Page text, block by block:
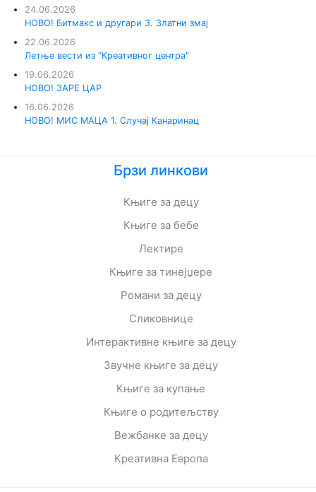
24.06.2026
НОВО! Битмакс и другари 3. Златни змај
22.06.2026
Летње вести из "Креативног центра"
19.06.2026
НОВО! ЗАРЕ ЦАР
16.06.2026
НОВО! МИС МАЦА 1. Случај Канаринац
Брзи линкови
Књиге за децу
Књиге за бебе
Лектире
Књиге за тинејџере
Романи за децу
Сликовнице
Интерактивне књиге за децу
Звучне књиге за децу
Књиге за купање
Књиге о родитељству
Вежбанке за децу
Креативна Европа